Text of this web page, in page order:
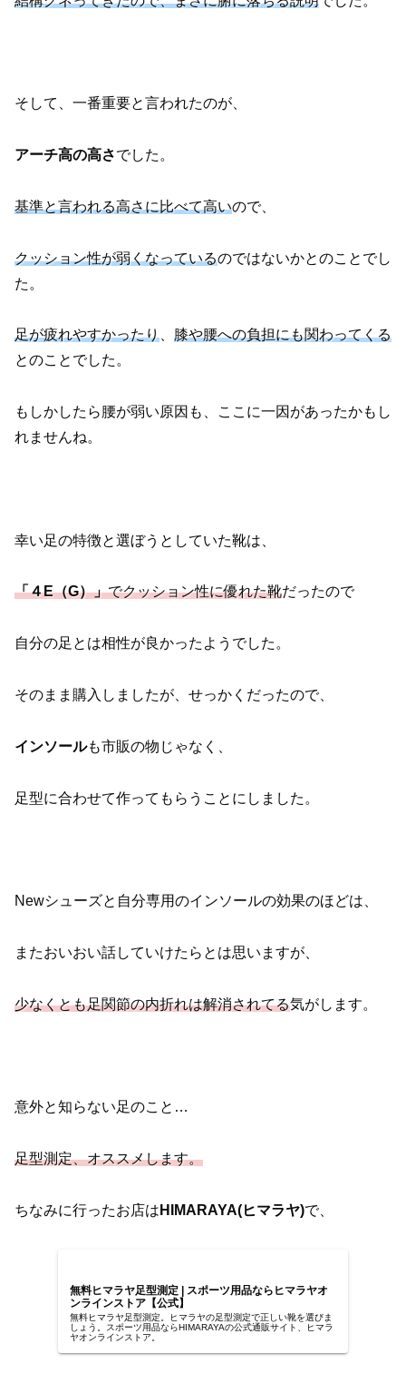
そして、一番重要と言われたのが、
アーチ高の高さでした。
基準と言われる高さに比べて高いので、
クッション性が弱くなっているのではないかとのことでし
た。
足が疲れやすかったり
膝や腰への負担にも関わってくる
とのことでした。
もしかしたら腰が弱い原因も、ここに一因があったかもし
れませんね。
幸い足の特徴と選ぼうとしていた靴は、
「４E（G）」でクッション性に優れた靴だったので
自分の足とは相性が良かったようでした。
そのまま購入しましたが、せっかくだったので、
インソールも市販の物じゃなく、
足型に合わせて作ってもらうことにしました。
Newシューズと自分専用のインソールの効果のほどは、
またおいおい話していけたらとは思いますが、
少なくとも足関節の内折れは解消されてる気がします。
意外と知らない足のこと…
足型測定、オススメします。
ちなみに行ったお店は HIMARAYA(ヒマラヤ)で、
無料ヒマラヤ足型測定 | スポーツ用品ならヒマラヤオ
ンラインストア【公式】
無料ヒマラヤ足型測定。ヒマラヤの足型測定で正しい靴を選びま
しょう。スポーツ用品ならHIMARAYAの公式通販サイト、ヒマラ
ヤオンラインストア。